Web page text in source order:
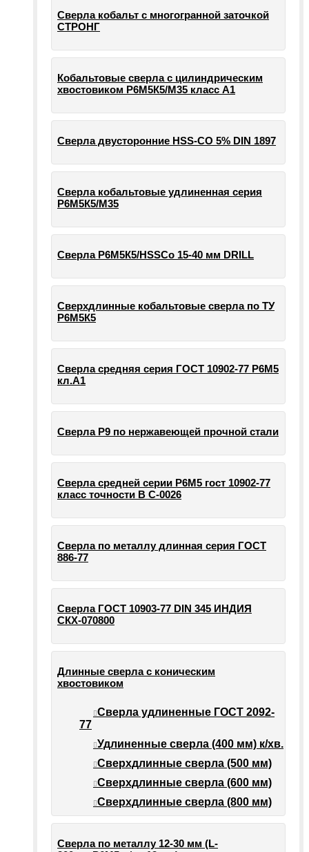
Сверла кобальт с многогранной заточкой
СТРОНГ
Кобальтовые сверла с цилиндрическим
хвостовиком Р6М5К5/М35 класс А1
Сверла двусторонние HSS-CO 5% DIN 1897
Сверла кобальтовые удлиненная серия
Р6М5К5/М35
Сверла Р6М5К5/HSSCo 15-40 мм DRILL
Сверхдлинные кобальтовые сверла по ТУ
Р6М5К5
Сверла средняя серия ГОСТ 10902-77 Р6М5
кл.А1
Сверла Р9 по нержавеющей прочной стали
Сверла средней серии Р6М5 гост 10902-77
класс точности В С-0026
Сверла по металлу длинная серия ГОСТ
886-77
Сверла ГОСТ 10903-77 DIN 345 ИНДИЯ
СКХ-070800
Длинные сверла с коническим
хвостовиком
Сверла удлиненные ГОСТ 2092-
77
Удлиненные сверла (400 мм) к/хв.
Сверхдлинные сверла (500 мм)
Сверхдлинные сверла (600 мм)
Сверхдлинные сверла (800 мм)
Сверла по металлу 12-30 мм (L-